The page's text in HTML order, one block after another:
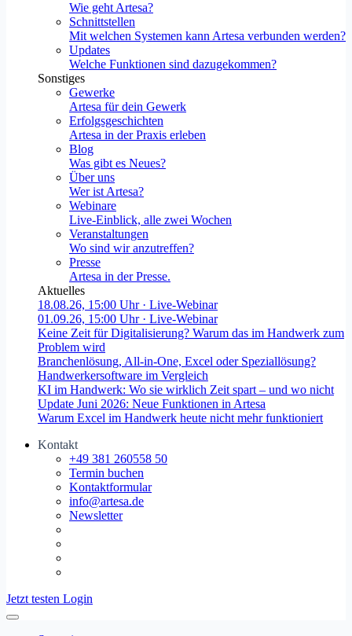
Wie geht Artesa?
Schnittstellen
Mit welchen Systemen kann Artesa verbunden werden?
Updates
Welche Funktionen sind dazugekommen?
Sonstiges
Gewerke
Artesa für dein Gewerk
Erfolgsgeschichten
Artesa in der Praxis erleben
Blog
Was gibt es Neues?
Über uns
Wer ist Artesa?
Webinare
Live-Einblick, alle zwei Wochen
Veranstaltungen
Wo sind wir anzutreffen?
Presse
Artesa in der Presse.
Aktuelles
18.08.26, 15:00 Uhr· Live-Webinar
01.09.26, 15:00 Uhr· Live-Webinar
Keine Zeit für Digitalisierung? Warum das im Handwerk zum
Problem wird
Branchenlösung, All-in-One, Excel oder Speziallösung?
Handwerkersoftware im Vergleich
KI im Handwerk: Wo sie wirklich Zeit spart – und wo nicht
Update Juni 2026: Neue Funktionen in Artesa
Warum Excel im Handwerk heute nicht mehr funktioniert
Kontakt
+49 381 260558 50
Termin buchen
Kontaktformular
info@artesa.de
Newsletter
Jetzt testen Login